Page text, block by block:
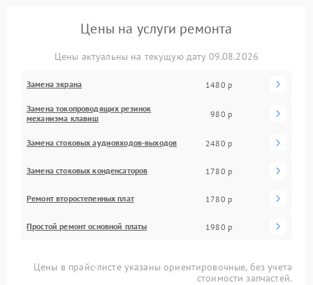
Цены на услуги ремонта
Цены актуальны на текущую дату 09.08.2026
Замена экрана 1480 р
Замена токопроводящих резинок
механизма клавиш
980 р
Замена стоковых аудиовходов-выходов 2480 р
Замена стоковых конденсаторов 1780 р
Ремонт второстепенных плат 1780 р
Простой ремонт основной платы 1980 р
Цены в прайс-листе указаны ориентировочные, без учета
стоимости запчастей.